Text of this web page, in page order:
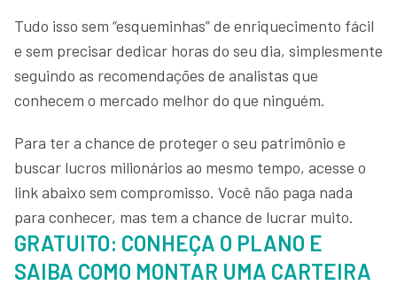
Tudo isso sem “esqueminhas” de enriquecimento fácil
e sem precisar dedicar horas do seu dia, simplesmente
seguindo as recomendações de analistas que
conhecem o mercado melhor do que ninguém.
Para ter a chance de proteger o seu patrimônio e
buscar lucros milionários ao mesmo tempo, acesse o
link abaixo sem compromisso. Você não paga nada
para conhecer, mas tem a chance de lucrar muito.
GRATUITO: CONHEÇA O PLANO E
SAIBA COMO MONTAR UMA CARTEIRA